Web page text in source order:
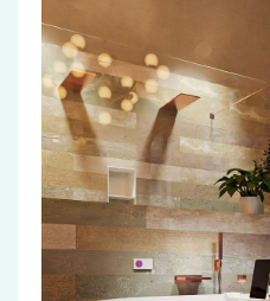
Accessoires
Installatiemateriaal
Klimaatbeheersing
Tegels